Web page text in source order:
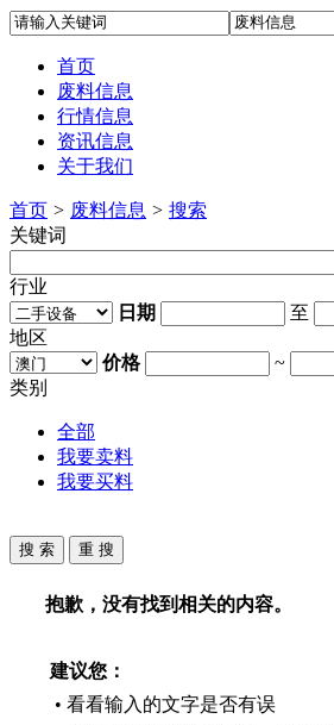
首页
废料信息
行情信息
资讯信息
关于我们
首页 > 废料信息 > 搜索
关键词
行业
日期
至
地区
价格
~
类别
全部
我要卖料
我要买料
抱歉，没有找到相关的内容。
建议您：
• 看看输入的文字是否有误